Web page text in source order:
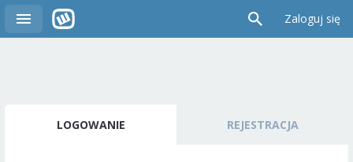
Zaloguj się
LOGOWANIE REJESTRACJA